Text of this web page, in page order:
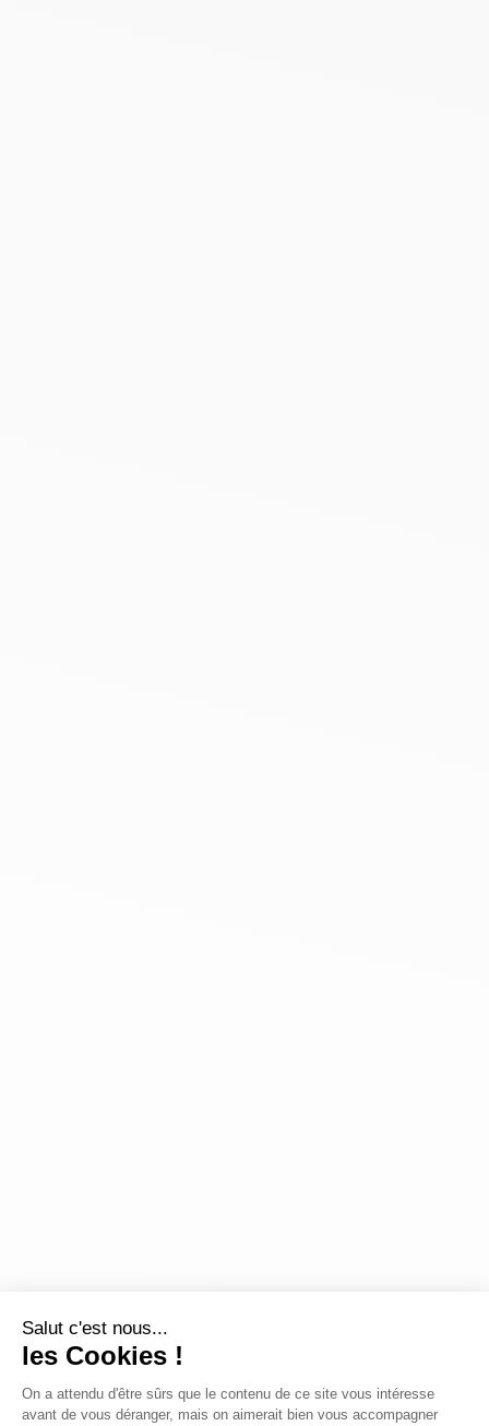
Salut c'est nous...
les Cookies !
On a attendu d'être sûrs que le contenu de ce site vous intéresse
avant de vous déranger, mais on aimerait bien vous accompagner